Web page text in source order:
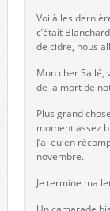
Voilà les
c’était
de cidre, nous
Mon cher Sallé,
de la mort de
Plus grand
moment assez
J’ai eu en
novembre.
Je termine ma